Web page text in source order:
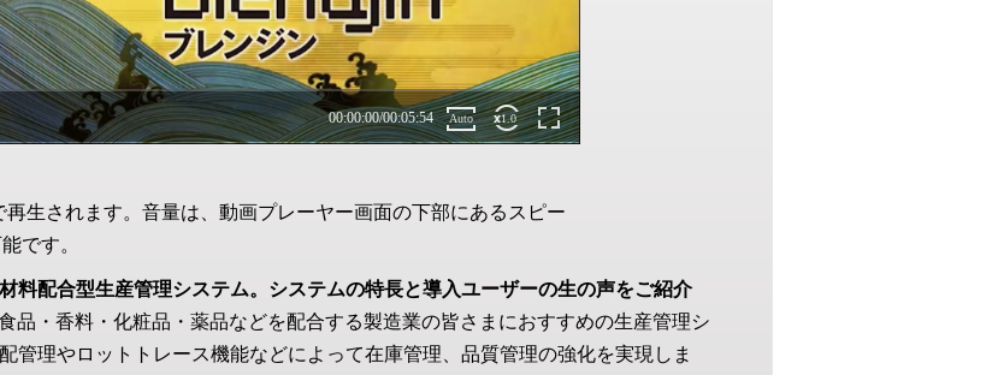
再生されます。音量は、動画プレーヤー画面の下部にあるスピー
です。
料配合型生産管理システム。システムの特長と導入ユーザーの生の声をご紹介
品・香料・化粧品・薬品などを配合する製造業の皆さまにおすすめの生産管理シ
管理やロットトレース機能などによって在庫管理、品質管理の強化を実現しま